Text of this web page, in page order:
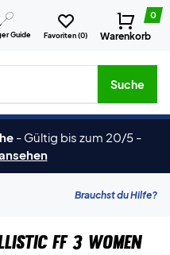
Guide Favoriten (0)
0
Warenkorb
Marken usw.
Suche
- Gültig bis zum 20/5 -
Brauchst du Hilfe?
FF 3 Women